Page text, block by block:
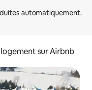
sur Airbnb